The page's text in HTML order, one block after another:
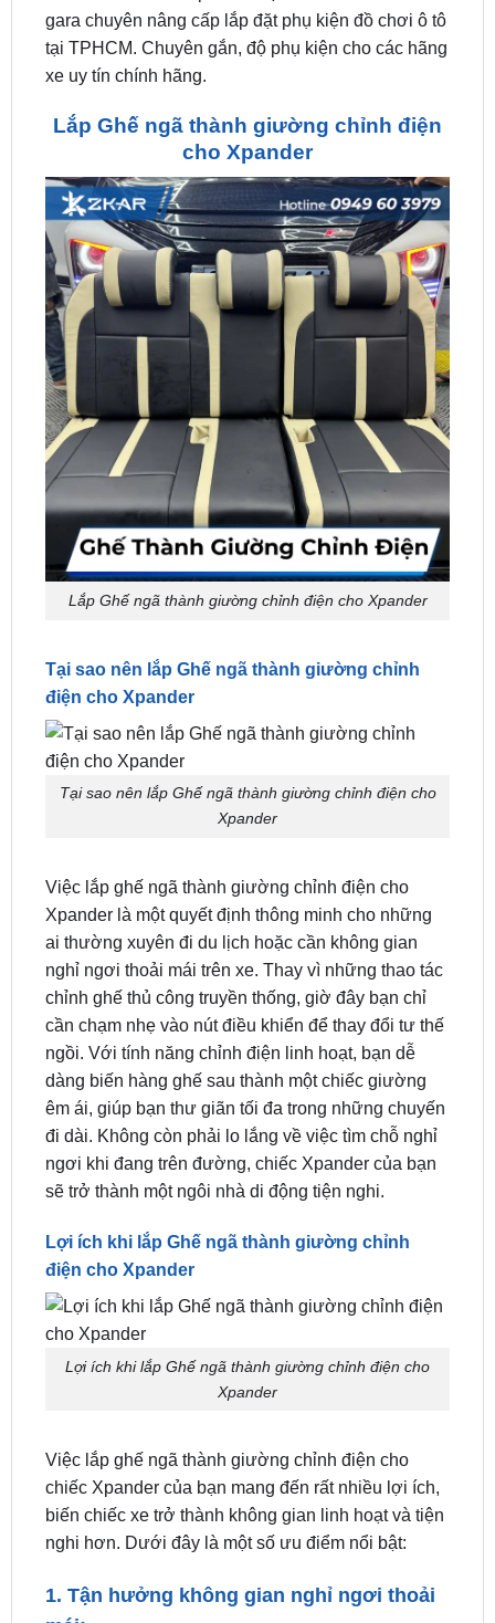
xe uy tín chính hãng.
Lắp Ghế ngã thành giường chỉnh điện
Lắp Ghế ngã thành giường chỉnh điện cho Xpander
Tại sao nên lắp Ghế ngã thành giường chỉnh
Tại sao nên lắp Ghế ngã thành giường chỉnh điện cho
Việc lắp ghế ngã thành giường chỉnh điện cho
ai thường xuyên đi du lịch hoặc cần không gian
nghỉ ngơi thoải mái trên xe. Thay vì những thao tác
chỉnh ghế thủ công truyền thống, giờ đây bạn chỉ
cần chạm nhẹ vào nút điều khiển để thay đổi tư thế
ngồi. Với tính năng chỉnh điện linh hoạt, bạn dễ
dàng biến hàng ghế sau thành một chiếc giường
êm ái, giúp bạn thư giãn tối đa trong những chuyến
đi dài. Không còn phải lo lắng về việc tìm chỗ nghỉ
ngơi khi đang trên đường, chiếc Xpander của bạn
sẽ trở thành một ngôi nhà di động tiện nghi.
Lợi ích khi lắp Ghế ngã thành giường chỉnh
Lợi ích khi lắp Ghế ngã thành giường chỉnh điện cho
Việc lắp ghế ngã thành giường chỉnh điện cho
biến chiếc xe trở thành không gian linh hoạt và tiện
nghi hơn. Dưới đây là một số ưu điểm nổi bật:
1. Tận hưởng không gian nghỉ ngơi thoải
Giường êm ái: Ghế sau được biến đổi thành một